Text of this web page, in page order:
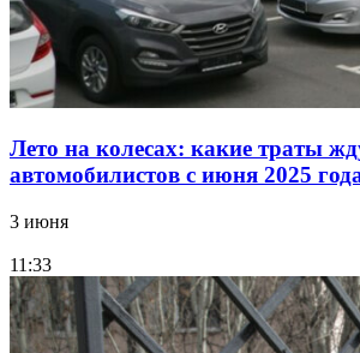
Лето на колесах: какие траты
автомобилистов с июня 2025
3 июня
11:33